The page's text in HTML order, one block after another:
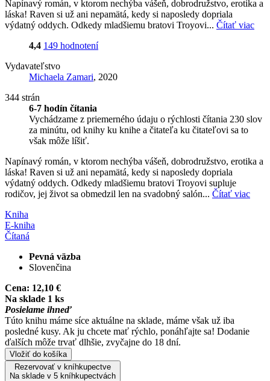
Napínavý román, v ktorom nechýba vášeň, dobrodružstvo, erotika a
láska! Raven si už ani nepamätá, kedy si naposledy dopriala
výdatný oddych. Odkedy mladšiemu bratovi Troyovi... Čítať viac
4,4 149 hodnotení
Vydavateľstvo
Michaela Zamari, 2020
344 strán
6-7 hodín čítania
Vychádzame z priemerného údaju o rýchlosti čítania 230 slov
za minútu, od knihy ku knihe a čitateľa ku čitateľovi sa to
však môže líšiť.
Napínavý román, v ktorom nechýba vášeň, dobrodružstvo, erotika a
láska! Raven si už ani nepamätá, kedy si naposledy dopriala
výdatný oddych. Odkedy mladšiemu bratovi Troyovi supluje
rodičov, jej život sa obmedzil len na svadobný salón... Čítať viac
Kniha
E-kniha
Čítaná
Pevná väzba
Slovenčina
Cena: 12,10 €
Na sklade 1 ks
Posielame ihneď
Túto knihu máme síce aktuálne na sklade, máme však už iba
posledné kusy. Ak ju chcete mať rýchlo, ponáhľajte sa! Dodanie
ďalších môže trvať dlhšie, zvyčajne do 18 dní.
Vložiť do košíka
Rezervovať v kníhkupectve
Na sklade v 5 kníhkupectvách